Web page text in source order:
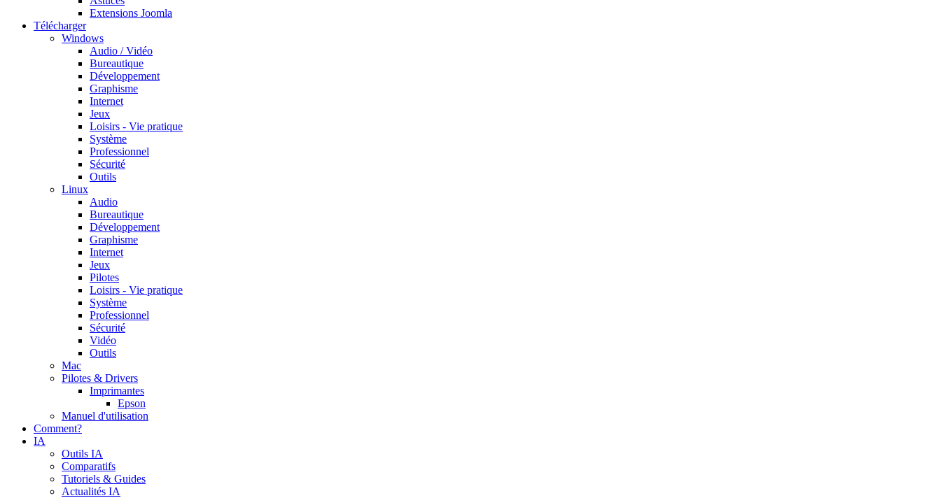
Extensions Joomla
Télécharger
Windows
Audio / Vidéo
Bureautique
Développement
Graphisme
Internet
Jeux
Loisirs - Vie pratique
Système
Professionnel
Sécurité
Outils
Linux
Audio
Bureautique
Développement
Graphisme
Internet
Jeux
Pilotes
Loisirs - Vie pratique
Système
Professionnel
Sécurité
Vidéo
Outils
Mac
Pilotes & Drivers
Imprimantes
Epson
Manuel d'utilisation
Comment?
IA
Outils IA
Comparatifs
Tutoriels & Guides
Actualités IA